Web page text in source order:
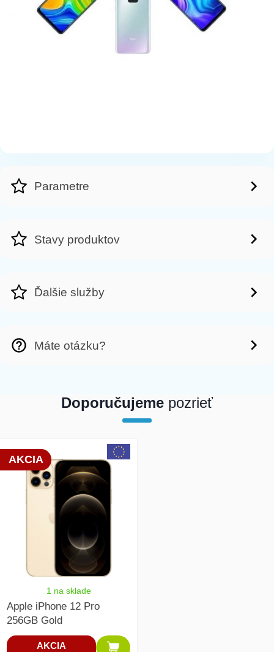
Parametre
Stavy produktov
Ďalšie služby
Máte otázku?
Doporučujeme pozrieť
array(1) { [0]=> int(19676) }
AKCIA
1 na sklade
Apple iPhone 12 Pro
256GB Gold
AKCIA